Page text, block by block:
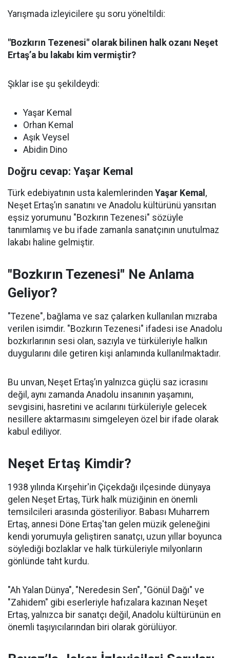
Yarışmada izleyicilere şu soru yöneltildi:
"Bozkırın Tezenesi" olarak bilinen halk ozanı Neşet
Ertaş’a bu lakabı kim vermiştir?
Şıklar ise şu şekildeydi:
Yaşar Kemal
Orhan Kemal
Aşık Veysel
Abidin Dino
Doğru cevap: Yaşar Kemal
Türk edebiyatının usta kalemlerinden Yaşar Kemal ,
Neşet Ertaş’ın sanatını ve Anadolu kültürünü yansıtan
eşsiz yorumunu "Bozkırın Tezenesi" sözüyle
tanımlamış ve bu ifade zamanla sanatçının unutulmaz
lakabı haline gelmiştir.
"Bozkırın Tezenesi" Ne Anlama
Geliyor?
"Tezene", bağlama ve saz çalarken kullanılan mızraba
verilen isimdir. "Bozkırın Tezenesi" ifadesi ise Anadolu
bozkırlarının sesi olan, sazıyla ve türküleriyle halkın
duygularını dile getiren kişi anlamında kullanılmaktadır.
Bu unvan, Neşet Ertaş’ın yalnızca güçlü saz icrasını
değil, aynı zamanda Anadolu insanının yaşamını,
sevgisini, hasretini ve acılarını türküleriyle gelecek
nesillere aktarmasını simgeleyen özel bir ifade olarak
kabul ediliyor.
Neşet Ertaş Kimdir?
1938 yılında Kırşehir'in Çiçekdağı ilçesinde dünyaya
gelen Neşet Ertaş, Türk halk müziğinin en önemli
temsilcileri arasında gösteriliyor. Babası Muharrem
Ertaş, annesi Döne Ertaş'tan gelen müzik geleneğini
kendi yorumuyla geliştiren sanatçı, uzun yıllar boyunca
söylediği bozlaklar ve halk türküleriyle milyonların
gönlünde taht kurdu.
"Ah Yalan Dünya", "Neredesin Sen", "Gönül Dağı" ve
"Zahidem" gibi eserleriyle hafızalara kazınan Neşet
Ertaş, yalnızca bir sanatçı değil, Anadolu kültürünün en
önemli taşıyıcılarından biri olarak görülüyor.